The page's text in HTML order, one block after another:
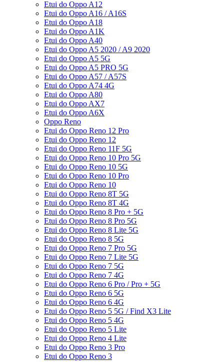
Etui do Oppo A12
Etui do Oppo A16 / A16S
Etui do Oppo A18
Etui do Oppo A1K
Etui do Oppo A40
Etui do Oppo A5 2020 / A9 2020
Etui do Oppo A5 5G
Etui do Oppo A5 PRO 5G
Etui do Oppo A57 / A57S
Etui do Oppo A74 4G
Etui do Oppo A80
Etui do Oppo AX7
Etui do Oppo A6X
Oppo Reno
Etui do Oppo Reno 12 Pro
Etui do Oppo Reno 12
Etui do Oppo Reno 11F 5G
Etui do Oppo Reno 10 Pro 5G
Etui do Oppo Reno 10 5G
Etui do Oppo Reno 10 Pro
Etui do Oppo Reno 10
Etui do Oppo Reno 8T 5G
Etui do Oppo Reno 8T 4G
Etui do Oppo Reno 8 Pro + 5G
Etui do Oppo Reno 8 Pro 5G
Etui do Oppo Reno 8 Lite 5G
Etui do Oppo Reno 8 5G
Etui do Oppo Reno 7 Pro 5G
Etui do Oppo Reno 7 Lite 5G
Etui do Oppo Reno 7 5G
Etui do Oppo Reno 7 4G
Etui do Oppo Reno 6 Pro / Pro + 5G
Etui do Oppo Reno 6 5G
Etui do Oppo Reno 6 4G
Etui do Oppo Reno 5 5G / Find X3 Lite
Etui do Oppo Reno 5 4G
Etui do Oppo Reno 5 Lite
Etui do Oppo Reno 4 Lite
Etui do Oppo Reno 3 Pro
Etui do Oppo Reno 3